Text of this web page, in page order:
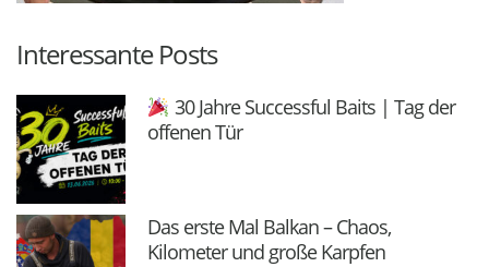
Interessante Posts
30 Jahre Successful Baits | Tag der
offenen Tür
Das erste Mal Balkan – Chaos,
Kilometer und große Karpfen